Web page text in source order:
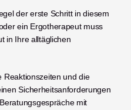
der erste Schritt in diesem
ein Ergotherapeut muss
in Ihre alltäglichen
Reaktionszeiten und die
Sicherheitsanforderungen
mit